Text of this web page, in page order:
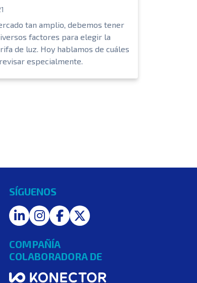
tan amplio, debemos tener
factores para elegir la
de luz. Hoy hablamos de cuáles
especialmente.
SÍGUENOS
LinkedInInstagram
FacebookTwitter
COMPAÑÍA
COLABORADORA DE